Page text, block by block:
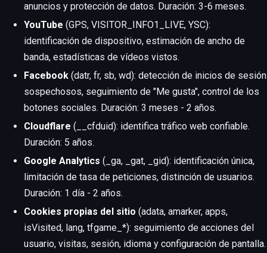
anuncios y protección de datos. Duración: 3-6 meses.
YouTube (GPS, VISITOR_INFO1_LIVE, YSC):
identificación de dispositivo, estimación de ancho de
banda, estadísticas de vídeos vistos.
Facebook (datr, fr, sb, wd): detección de inicios de sesión
sospechosos, seguimiento de "Me gusta", control de los
botones sociales. Duración: 3 meses - 2 años.
Cloudflare (__cfduid): identifica tráfico web confiable.
Duración: 5 años.
Google Analytics (_ga, _gat, _gid): identificación única,
limitación de tasa de peticiones, distinción de usuarios.
Duración: 1 día - 2 años.
Cookies propias del sitio (adata, amarker, apps,
isVisited, lang, tfgame_*): seguimiento de acciones del
usuario, visitas, sesión, idioma y configuración de pantalla.